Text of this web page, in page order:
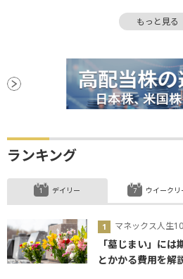
株主
CEO 続伸
売買代金
ファンド
もっと見る
ランキング
デイリー
マネックス人生
「墓じまい」に
とかかる費用を解
ウイークリ